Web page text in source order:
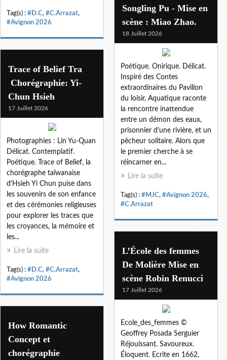
Tag(s) : #D.C, #C.Arrazat,
#Avignon 2026
Songling Pu - Mise en
scène : Miao Zhao.
18 Juillet 2026
Poétique. Onirique. Délicat.
Inspiré des Contes
extraordinaires du Pavillon
du loisir, Aquatique raconte
la rencontre inattendue
entre un démon des eaux,
prisonnier d'une rivière, et un
pêcheur solitaire. Alors que
le premier cherche à se
réincarner en...
Lire la suite
Tag(s) : #MJC, #Avignon 2026,
#C.Arrazat
Trace of Belief Tra
Chorégraphie: Yi-
Chun Hsieh
17 Juillet 2026
Photographies : Lin Yu-Quan
Délicat. Contemplatif.
Poétique. Trace of Belief, la
chorégraphe taïwanaise
d'Hsieh Yi Chun puise dans
les souvenirs de son enfance
et des cérémonies religieuses
pour explorer les traces que
les croyances, la mémoire et
les...
Lire la suite
Tag(s) : #D.C, #C.Arrazat,
#Avignon 2026
L’École des femmes
De Molière Mise en
scène Robin Renucci
17 Juillet 2026
Ecole_des_femmes ©
Geoffrey Posada Serguier
Réjouissant. Savoureux.
Éloquent. Ecrite en 1662,
How Romantic
Concept et
chorégraphie